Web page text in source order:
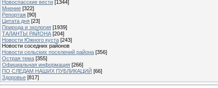
Новоспасские вести [1344]
Мнение [322]
Репортаж [90]
Цитата дня [23]
Природа и экология [1939]
ТАЛАНТЫ РАЙОНА [204]
Новости Южного куста [243]
Новости соседних районов
Новости сельских поселений района [356]
Острая тема [355]
Официальная информация [266]
ПО СЛЕДАМ НАШИХ ПУБЛИКАЦИЙ [66]
Здоровье [817]